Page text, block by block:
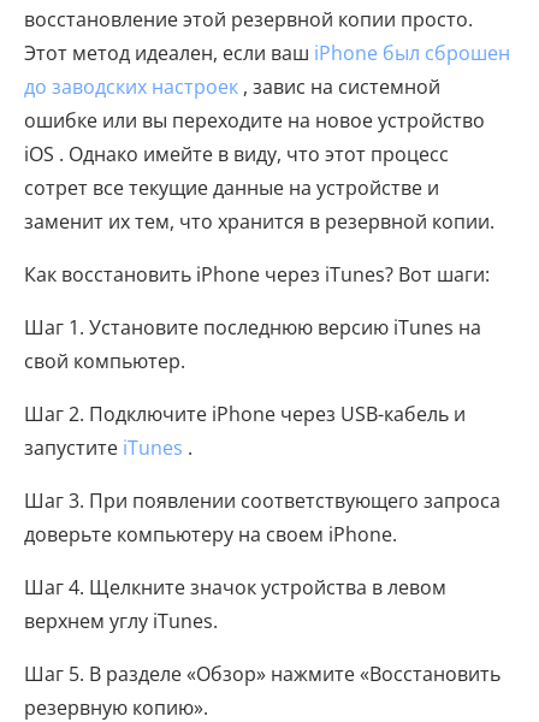
восстановление этой резервной копии просто.
Этот метод идеален, если ваш iPhone был сброшен
до заводских настроек , завис на системной
ошибке или вы переходите на новое устройство
iOS . Однако имейте в виду, что этот процесс
сотрет все текущие данные на устройстве и
заменит их тем, что хранится в резервной копии.
Как восстановить iPhone через iTunes? Вот шаги:
Шаг 1. Установите последнюю версию iTunes на
свой компьютер.
Шаг 2. Подключите iPhone через USB-кабель и
запустите iTunes .
Шаг 3. При появлении соответствующего запроса
доверьте компьютеру на своем iPhone.
Шаг 4. Щелкните значок устройства в левом
верхнем углу iTunes.
Шаг 5. В разделе «Обзор» нажмите «Восстановить
резервную копию».